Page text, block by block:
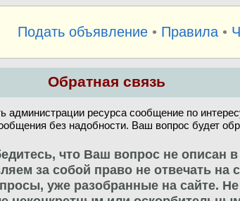
Подать объявление• Правила•
Обратная связь
администрации ресурса сообщение по
без надобности. Ваш вопрос будет
что Ваш вопрос не описан в
за собой право не отвечать на
уже разобранные на сайте.